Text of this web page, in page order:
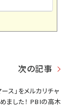
次の記事
ース」をメルカリチャ
ました！ PBIの高木